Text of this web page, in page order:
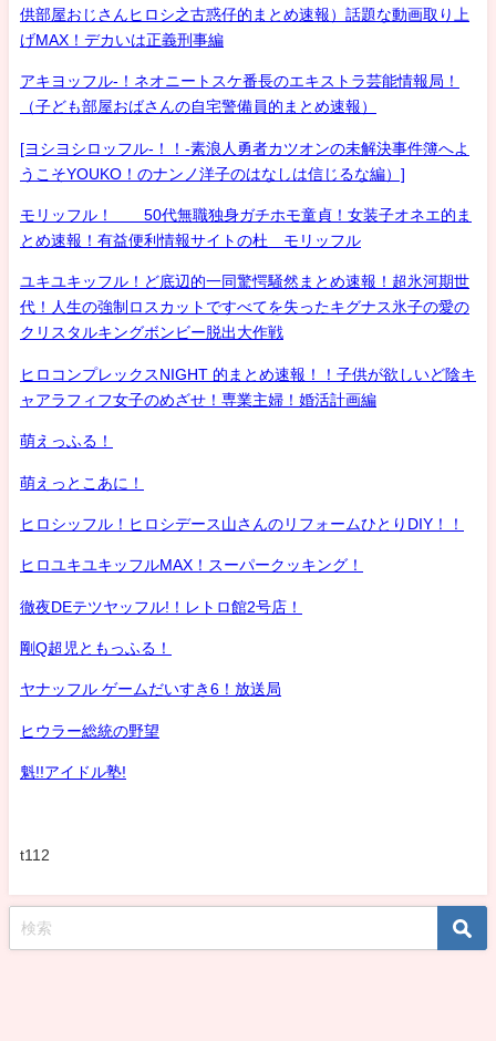
供部屋おじさんヒロシ之古惑仔的まとめ速報）話題な動画取り上
げMAX！デカいは正義刑事編
アキヨッフル-！ネオニートスケ番長のエキストラ芸能情報局！
（子ども部屋おばさんの自宅警備員的まとめ速報）
[ヨシヨシロッフル-！！-素浪人勇者カツオンの未解決事件簿へよ
うこそYOUKO！のナンノ洋子のはなしは信じるな編）]
モリッフル！ 50代無職独身ガチホモ童貞！女装子オネエ的ま
とめ速報！有益便利情報サイトの杜 モリッフル
ユキユキッフル！ど底辺的一同驚愕騒然まとめ速報！超氷河期世
代！人生の強制ロスカットですべてを失ったキグナス氷子の愛の
クリスタルキングボンビー脱出大作戦
ヒロコンプレックスNIGHT 的まとめ速報！！子供が欲しいど陰キ
ャアラフィフ女子のめざせ！専業主婦！婚活計画編
萌えっふる！
萌えっとこあに！
ヒロシッフル！ヒロシデース山さんのリフォームひとりDIY！！
ヒロユキユキッフルMAX！スーパークッキング！
徹夜DEテツヤッフル!！レトロ館2号店！
剛Q超児ともっふる！
ヤナッフル ゲームだいすき6！放送局
ヒウラー総統の野望
魁!!アイドル塾!
t112